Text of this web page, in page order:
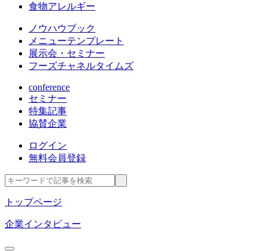
食物アレルギー
ノウハウブック
メニューテンプレート
展示会・セミナー
フーズチャネルタイムズ
conference
セミナー
特集記事
協賛企業
ログイン
無料会員登録
トップページ
企業インタビュー